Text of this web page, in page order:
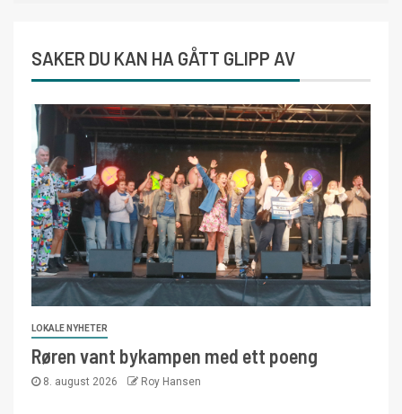
SAKER DU KAN HA GÅTT GLIPP AV
LOKALE NYHETER
Røren vant bykampen med ett poeng
8. august 2026 Roy Hansen